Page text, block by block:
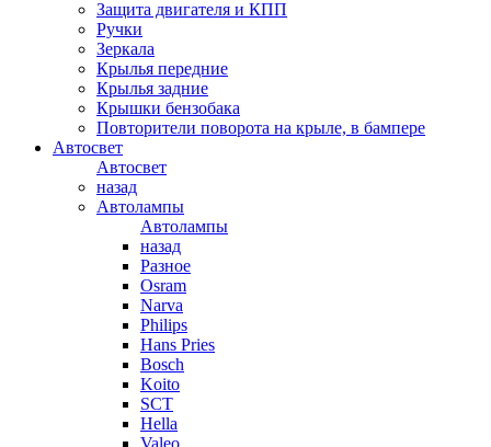
Защита двигателя и КПП
Ручки
Зеркала
Крылья передние
Крылья задние
Крышки бензобака
Повторители поворота на крыле, в бампере
Автосвет
Автосвет
назад
Автолампы
Автолампы
назад
Разное
Osram
Narva
Philips
Hans Pries
Bosch
Koito
SCT
Hella
Valeo